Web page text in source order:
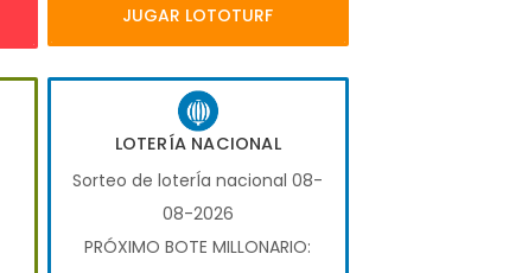
JUGAR LOTOTURF
LOTERÍA NACIONAL
Sorteo de loterÍa nacional 08-
08-2026
PRÓXIMO BOTE MILLONARIO: